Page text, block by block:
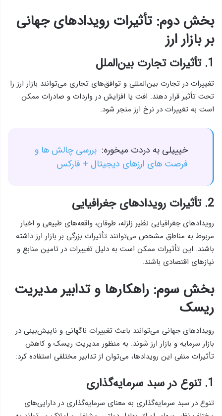
بخش دوم: تأثیرات رویدادهای جهانی
بر بازار ارز
1. تأثیرات تجارت بین‌الملل
تغییرات در تجارت بین‌المللی و توافق‌های تجاری می‌توانند بازار ارز را
تحت تأثیر قرار دهند. افت یا افزایش در واردات و صادرات ممکن
است به تغییرات در نرخ ارز منجر شود.
خیییلی به دردت میخوره: بررسی چالش ها و
فرصت های ارزهای دیجیتال + فارکس
2. تأثیرات رویدادهای جغرافیایی
رویدادهای جغرافیایی نظیر زلزله، طوفان، واقعه‌های طبیعی و اخبار
مربوط به مناطق مشخص می‌توانند تأثیرات بزرگی بر بازار ارز داشته
باشند. این تأثیرات ممکن است به دلیل تغییرات در تامین منابع و
نیازهای اقتصادی باشند.
بخش سوم: راهکارها و تدابیر مدیریت
ریسک
رویدادهای جهانی می‌توانند باعث تغییرات ناگهانی و ناپیش‌بینی در
بازار سرمایه و بازار ارز شوند. به منظور مدیریت ریسک و کاهش
تأثیرات منفی این رویدادها، می‌توان از تدابیر مختلفی استفاده کرد:
1. تنوع در سبد سرمایه‌گذاری
تنوع در سبد سرمایه‌گذاری به معنای سرمایه‌گذاری در دارایی‌های